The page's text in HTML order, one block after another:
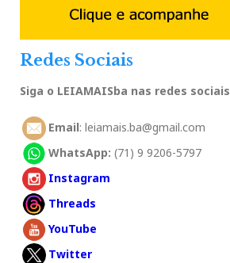
Redes Sociais
Siga o LEIAMAISba nas redes sociais
Email: leiamais.ba@gmail.com
WhatsApp: (71) 9 9206-5797
Instagram
Threads
YouTube
Twitter